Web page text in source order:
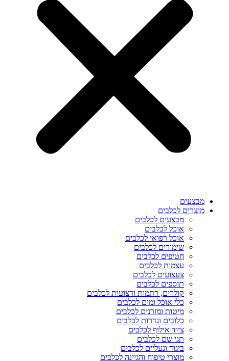
מבצעים
מוצרים לכלבים
מבצעים לכלבים
אוכל לכלבים
אוכל רפואי לכלבים
שימורים לכלבים
חטיפים לכלבים
עצמות לכלבים
צעצועים לכלבים
תוספים לכלבים
קולרים, רתמות ורצועות לכלבים
כלי אוכל ומים לכלבים
מיטות ומזרנים לכלבים
כלובים וגדרות לכלבים
ציוד אילוף לכלבים
תגי שם לכלבים
ביגוד ונעליים לכלבים
מוצרי טיפוח והגיינה לכלבים